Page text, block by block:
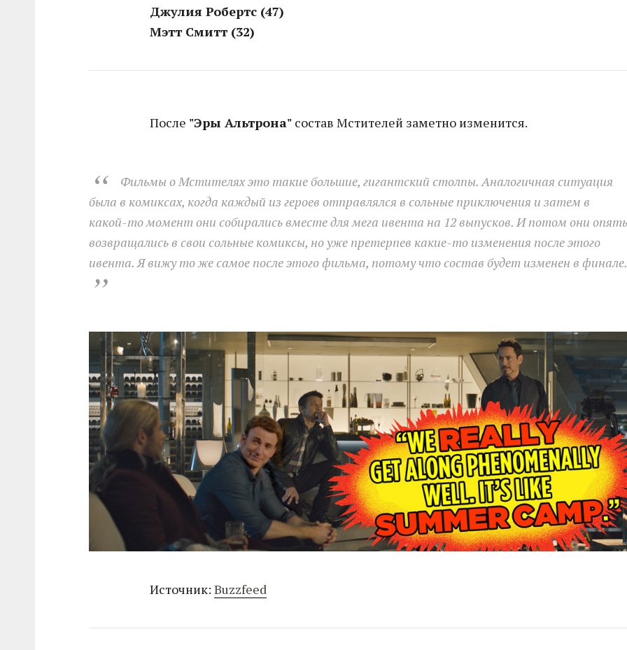
Джулия Робертс (47)
Мэтт Смитт (32)
После "Эры Альтрона" состав Мстителей заметно изменится.
Фильмы о Мстителях это такие большие, гигантский столпы. Аналогичная ситуация
была в комиксах, когда каждый из героев отправлялся в сольные приключения и затем в
какой-то момент они собирались вместе для мега ивента на 12 выпусков. И потом они
возвращались в свои сольные комиксы, но уже претерпев какие-то изменения после этого
ивента. Я вижу то же самое после этого фильма, потому что состав будет изменен в финале.
Источник:Вuzzfeed